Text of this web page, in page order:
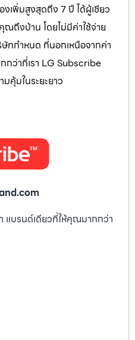
งเพิ่มสูงสุดถึง 7 ปี ได้ผู้เชียว
ถึงบ้าน โดยไม่มีค่าใช้จ่าย
ษัทกำหนด ที่นอกเหนือจากค่า
กว่าที่เรา LG Subscribe
คุ้มในระยะยาว
แบรนด์เดียวที่ให้คุณมากกว่า